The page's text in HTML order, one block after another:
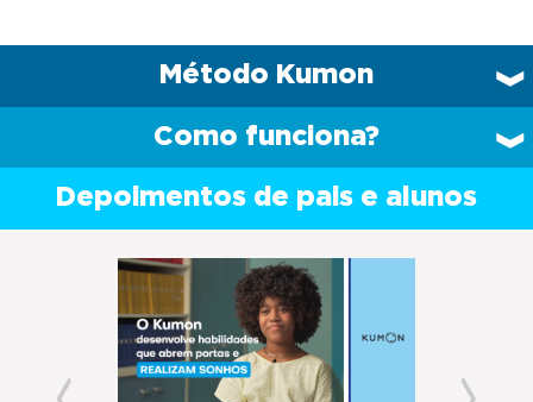
Método Kumon
Como funciona?
Depoimentos de pais e alunos
Previous